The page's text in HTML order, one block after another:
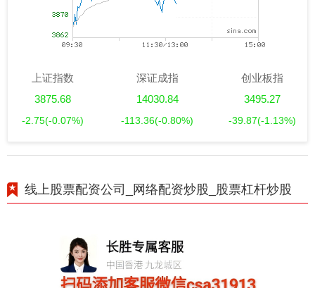
上证指数
3875.68
-2.75(-0.07%)
深证成指
14030.84
-113.36(-0.80%)
创业板指
3495.27
-39.87(-1.13%)
线上股票配资公司_网络配资炒股_股票杠杆炒股